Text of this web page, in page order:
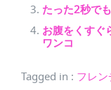
たった2秒で
お腹をくすぐ
ワンコ
Tagged in : フレ